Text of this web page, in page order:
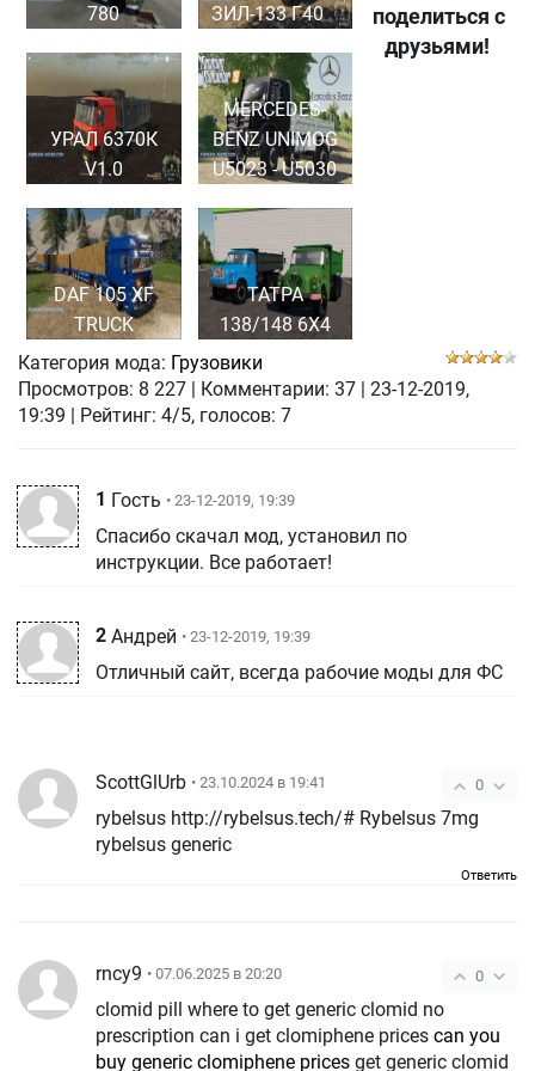
780
ЗИЛ-133 Г40
УРАЛ 6370К
V1.0
MERCEDES-
BENZ UNIMOG
U5023 - U5030
DAF 105 XF
TRUCK
ТАТРА
138/148 6Х4
поделиться с
друзьями!
Категория мода: Грузовики
Просмотров: 8 227 Комментарии: 37
23-12-2019,
19:39
| Рейтинг: 4/5, голосов: 7
1 Гость • 23-12-2019, 19:39
Спасибо скачал мод, установил по
инструкции. Все работает!
2 Андрей • 23-12-2019, 19:39
Отличный сайт, всегда рабочие моды для ФС
0
ScottGlUrb • 23.10.2024 в 19:41
rybelsus http://rybelsus.tech/# Rybelsus 7mg
rybelsus generic
Ответить
0
rncy9 • 07.06.2025 в 20:20
clomid pill where to get generic clomid no
prescription can i get clomiphene prices can you
buy generic clomiphene prices get generic clomid